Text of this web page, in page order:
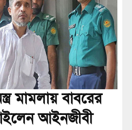
মামলায় বাবরের
আইনজীবী